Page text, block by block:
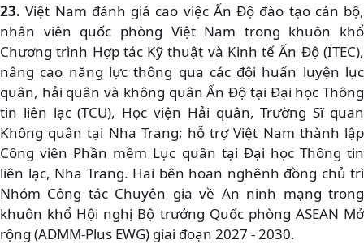
23. Việt Nam đánh giá cao việc Ấn Độ đào tạo cán bộ,
nhân viên quốc phòng Việt Nam trong khuôn khổ
Chương trình Hợp tác Kỹ thuật và Kinh tế Ấn Độ (ITEC),
nâng cao năng lực thông qua các đội huấn luyện lục
quân, hải quân và không quân Ấn Độ tại Đại học Thông
tin liên lạc (TCU), Học viện Hải quân, Trường Sĩ quan
Không quân tại Nha Trang; hỗ trợ Việt Nam thành lập
Công viên Phần mềm Lục quân tại Đại học Thông tin
liên lạc, Nha Trang. Hai bên hoan nghênh đồng chủ trì
Nhóm Công tác Chuyên gia về An ninh mạng trong
khuôn khổ Hội nghị Bộ trưởng Quốc phòng ASEAN Mở
rộng (ADMM-Plus EWG) giai đoạn 2027 - 2030.